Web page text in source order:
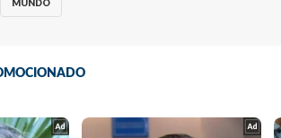
MUNDO